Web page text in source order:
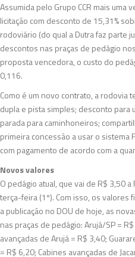
Assumida pelo Grupo CCR mais uma
licitação com desconto de 15,31%
rodoviário (do qual a Dutra faz parte
descontos nas praças de pedágio
proposta vencedora, o custo do
0,116.
Como é um novo contrato, a rodovia
dupla e pista simples; desconto para
parada para caminhoneiros;
primeira concessão a usar o sistema
com pagamento de acordo com a
Novos valores
O pedágio atual, que vai de R$ 3,50
terça-feira (1º). Com isso, os valores
a publicação no DOU de hoje, as
nas praças de pedágio: Arujá/SP =
avançadas de Arujá = R$ 3,40;
= R$ 6,20; Cabines avançadas de